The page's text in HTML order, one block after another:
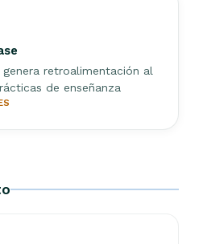
genera retroalimentación al
de enseñanza